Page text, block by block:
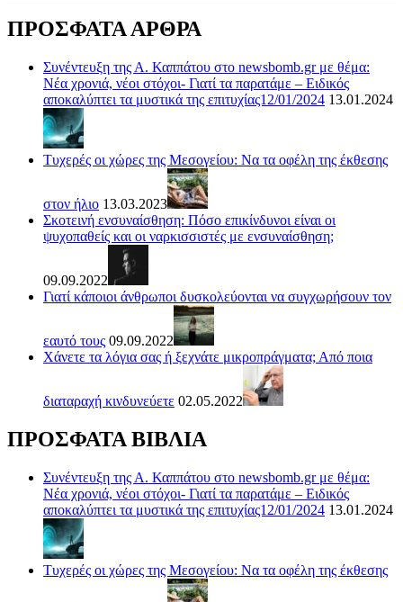
ΠΡΟΣΦΑΤΑ ΑΡΘΡΑ
Συνέντευξη της Α. Καππάτου στο newsbomb.gr με θέμα:
Νέα χρονιά, νέοι στόχοι- Γιατί τα παρατάμε – Ειδικός
αποκαλύπτει τα μυστικά της επιτυχίας12/01/2024 13.01.2024
Τυχερές οι χώρες της Μεσογείου: Να τα οφέλη της έκθεσης
στον ήλιο 13.03.2023
Σκοτεινή ενσυναίσθηση: Πόσο επικίνδυνοι είναι οι
ψυχοπαθείς και οι ναρκισσιστές με ενσυναίσθηση;
09.09.2022
Γιατί κάποιοι άνθρωποι δυσκολεύονται να συγχωρήσουν τον
εαυτό τους 09.09.2022
Χάνετε τα λόγια σας ή ξεχνάτε μικροπράγματα; Από ποια
διαταραχή κινδυνεύετε 02.05.2022
ΠΡΟΣΦΑΤΑ ΒΙΒΛΙΑ
Συνέντευξη της Α. Καππάτου στο newsbomb.gr με θέμα:
Νέα χρονιά, νέοι στόχοι- Γιατί τα παρατάμε – Ειδικός
αποκαλύπτει τα μυστικά της επιτυχίας12/01/2024 13.01.2024
Τυχερές οι χώρες της Μεσογείου: Να τα οφέλη της έκθεσης